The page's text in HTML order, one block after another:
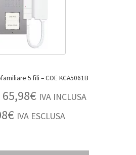
Kit audio monofamiliare 5 fili – COE KCA5061B
65,98€ IVA INCLUSA
€ IVA ESCLUSA